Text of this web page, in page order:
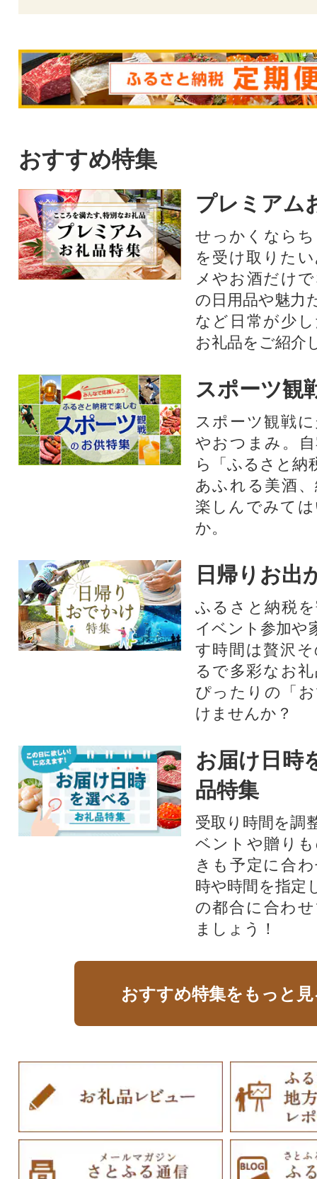
おすすめ特集
プレミアム
せっかくなら
を受け取りた
メやお酒だけ
の日用品や魅力
など日常が少
お礼品をご紹介
スポーツ観
スポーツ観戦
やおつまみ。
ら「ふるさと納
あふれる美酒
楽しんでみて
か。
日帰りお出
ふるさと納税
イベント参加や
す時間は贅沢
るで多彩なお
ぴったりの「
けませんか？
お届け日時
品特集
受取り時間を調
ベントや贈り
きも予定に合
時や時間を指定
の都合に合わ
ましょう！
おすすめ特集をもっと